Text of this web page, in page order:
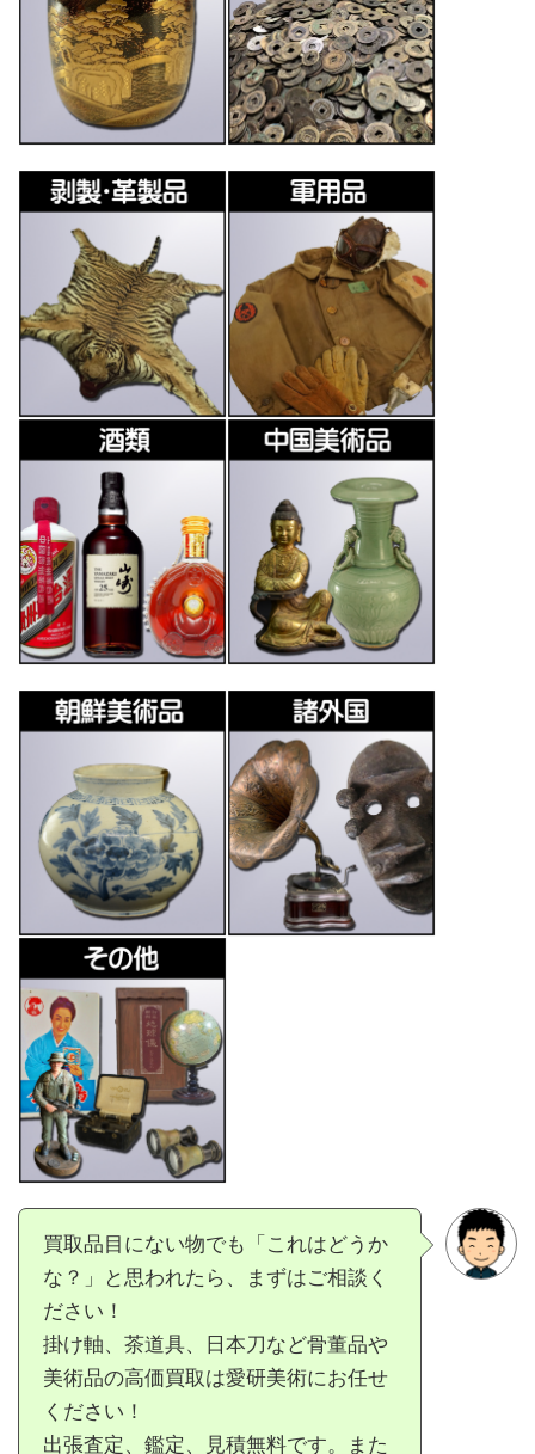
買取品目にない物でも「これはどうか
な？」と思われたら、まずはご相談く
ださい！
掛け軸、茶道具、日本刀など骨董品や
美術品の高価買取は愛研美術にお任せ
ください！
出張査定、鑑定、見積無料です。また